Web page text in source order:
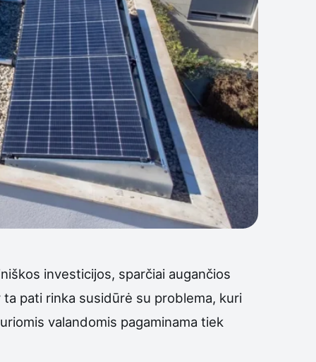
investicijos, sparčiai augančios
pati rinka susidūrė su problema, kuri
valandomis pagaminama tiek